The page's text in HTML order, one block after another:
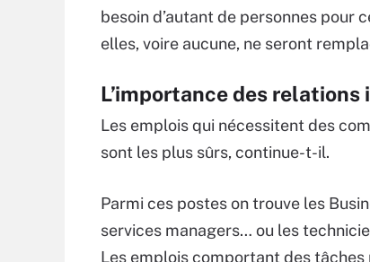
besoin d’autant de personnes pour
elles, voire aucune, ne seront
L’importance des
Les emplois qui nécessitent des
sont les plus sûrs, continue-t-il.
Parmi ces postes on trouve les
services managers… ou les
Les emplois comportant des tâches